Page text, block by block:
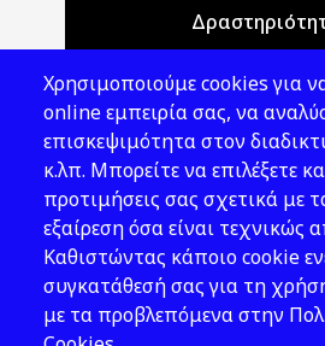
Νομοθεσία
Εκδόσεις
Νέα -
Χρησιμοποιούμε cookies για
online εμπειρία σας, να
επισκεψιμότητα στον
κ.λπ. Μπορείτε να επιλέξετε
προτιμήσεις σας σχετικά με
εξαίρεση όσα είναι τεχνικώς
Καθιστώντας κάποιο cookie
συγκατάθεσή σας για τη
με τα προβλεπόμενα στην